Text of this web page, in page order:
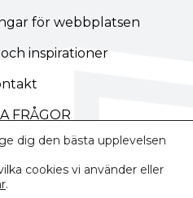
för webbplatsen
inspirationer
FRÅGOR
dig den bästa upplevelsen
cookies vi använder eller
.